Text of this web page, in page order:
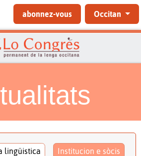
abonnez-vous Occitan
lingüistica Institucion e sòcis